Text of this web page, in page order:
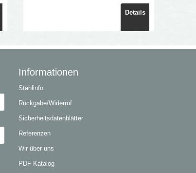
Details
Informationen
Stahlinfo
Rückgabe/Widerruf
Sicherheitsdatenblätter
Referenzen
Wir über uns
PDF-Katalog